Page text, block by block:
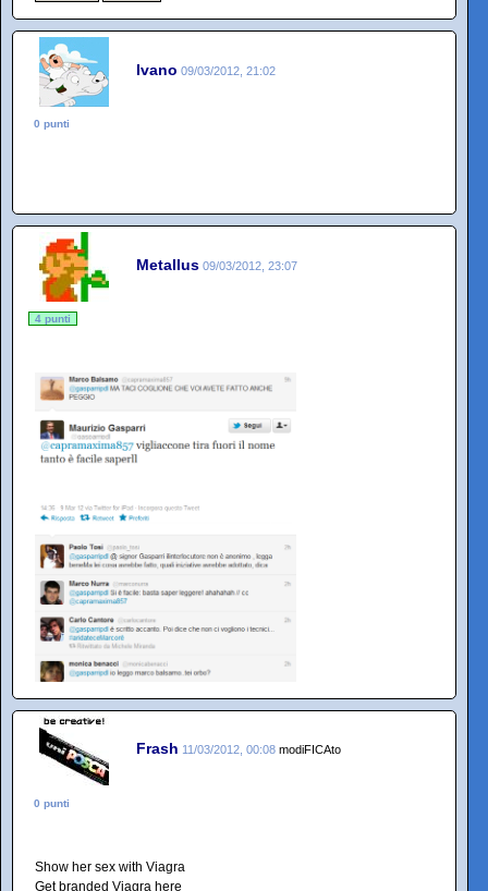
Ivano 09/03/2012, 21:02
0 punti
Metallus 09/03/2012, 23:07
4 punti
Frash 11/03/2012, 00:08 modiFICAto
0 punti
Show her sex with Viagra
Get branded Viagra here